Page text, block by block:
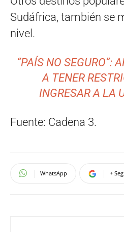
Sudáfrica, también se
nivel.
“PAÍS NO SEGURO”:
A TENER
INGRESAR A LA
Fuente: Cadena 3.
WhatsApp +